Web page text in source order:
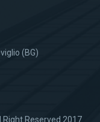
(BG)
Reserved 2017